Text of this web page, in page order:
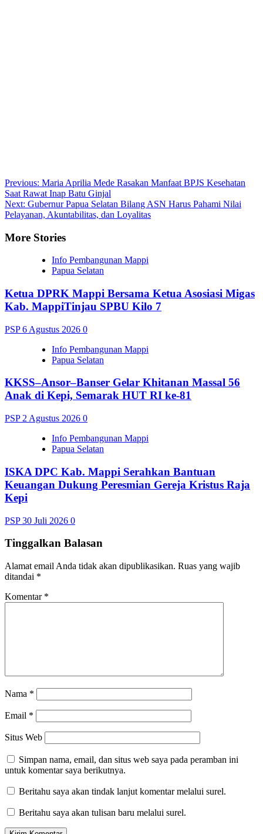
Post
navigation
Previous: Maria Aprilia Mede Rasakan Manfaat BPJS Kesehatan
Saat Rawat Inap Batu Ginjal
Next: Gubernur Papua Selatan Bilang ASN Harus Pahami Nilai
Pelayanan, Akuntabilitas, dan Loyalitas
More Stories
Info Pembangunan Mappi
Papua Selatan
Ketua DPRK Mappi Bersama Ketua Asosiasi Migas
Kab. MappiTinjau SPBU Kilo 7
PSP6 Agustus 2026 0
Info Pembangunan Mappi
Papua Selatan
KKSS–Ansor–Banser Gelar Khitanan Massal 56
Anak di Kepi, Semarak HUT RI ke-81
PSP 2 Agustus 2026 0
Info Pembangunan Mappi
Papua Selatan
ISKA DPC Kab. Mappi Serahkan Bantuan
Keuangan Dukung Peresmian Gereja Kristus Raja
Kepi
PSP30 Juli 2026 0
Tinggalkan Balasan
Alamat email Anda tidak akan dipublikasikan. Ruas yang wajib
ditandai *
Komentar *
Nama *
Email *
Situs Web
Simpan nama, email, dan situs web saya pada peramban ini
untuk komentar saya berikutnya.
Beritahu saya akan tindak lanjut komentar melalui surel.
Beritahu saya akan tulisan baru melalui surel.